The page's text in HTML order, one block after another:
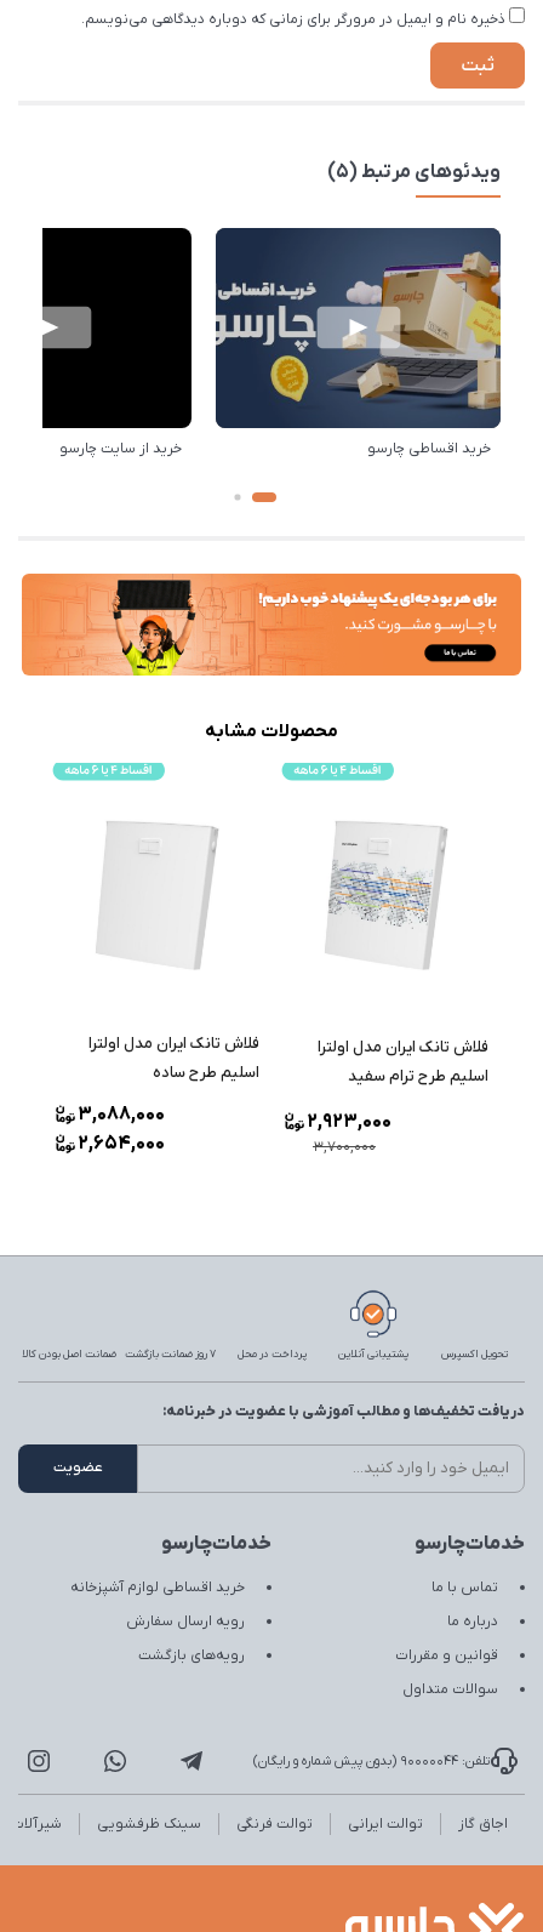
ذخیره نام و ایمیل در مرورگر برای زمانی که دوباره دیدگاهی می‌نویسم.
ویدئوهای مرتبط (5)
خرید اقساطی چارسو خرید از سایت چارسو
محصولات مشابه
فلاش تانک ایران مدل اولترا
اسلیم طرح ترام سفید
3,700,000
2,923,000
فلاش تانک ایران مدل اولترا
اسلیم طرح ساده
2,654,000
3,088,000
تحویل اکسپرس پشتیبانی آنلاین پرداخت در محل 7 روز ضمانت بازگشت ضمانت اصل بودن کالا
خدمات‌چارسو
تماس با ما
درباره ما
قوانین و مقررات
سوالات متداول
خدمات‌چارسو
خرید اقساطی لوازم آشپزخانه
رویه ارسال سفارش
رویه‌های بازگشت
دریافت تخفیف‌ها و مطالب آموزشی با عضویت در خبرنامه:
تلفن: 90000044 (بدون پیش شماره و رایگان)
اجاق گاز توالت ایرانی توالت فرنگی سینک ظرفشویی شیرآلات